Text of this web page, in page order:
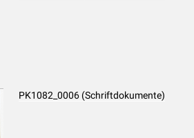
PK1082_0006 (Schriftdokumente)